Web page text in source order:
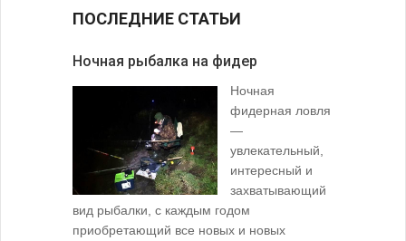
ПОСЛЕДНИЕ СТАТЬИ
Ночная рыбалка на фидер
Ночная
фидерная ловля
—
увлекательный,
интересный и
захватывающий
вид рыбалки, с каждым годом
приобретающий все новых и новых